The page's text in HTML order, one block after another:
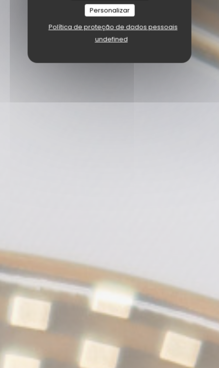
Personalizar
Política de proteção de dados pessoais
undefined